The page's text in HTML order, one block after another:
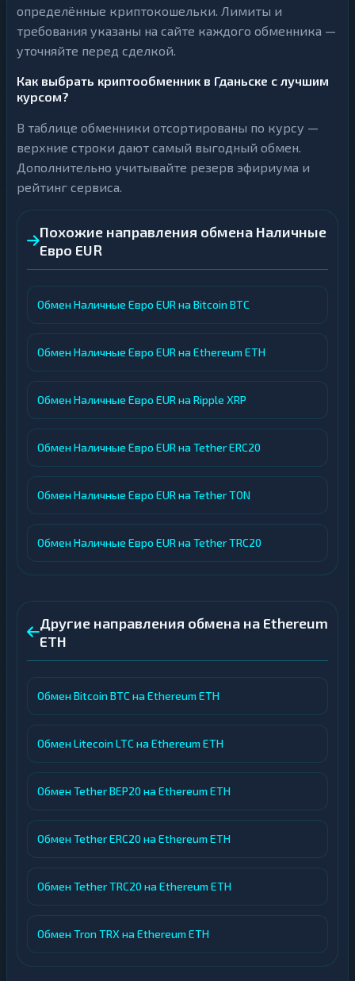
определённые криптокошельки. Лимиты и
требования указаны на сайте каждого обменника —
уточняйте перед сделкой.
Как выбрать криптообменник в Гданьске с лучшим
курсом?
В таблице обменники отсортированы по курсу —
верхние строки дают самый выгодный обмен.
Дополнительно учитывайте резерв эфириума и
рейтинг сервиса.
Похожие направления обмена Наличные
Евро EUR
Обмен Наличные Евро EUR на Bitcoin BTC
Обмен Наличные Евро EUR на Ethereum ETH
Обмен Наличные Евро EUR на Ripple XRP
Обмен Наличные Евро EUR на Tether ERC20
Обмен Наличные Евро EUR на Tether TON
Обмен Наличные Евро EUR на Tether TRC20
Другие направления обмена на Ethereum
ETH
Обмен Bitcoin BTC на Ethereum ETH
Обмен Litecoin LTC на Ethereum ETH
Обмен Tether BEP20 на Ethereum ETH
Обмен Tether ERC20 на Ethereum ETH
Обмен Tether TRC20 на Ethereum ETH
Обмен Tron TRX на Ethereum ETH